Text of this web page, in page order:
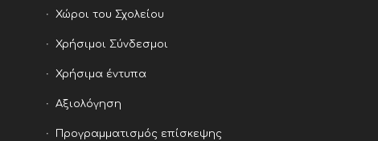
Χώροι του Σχολείου
Χρήσιμοι Σύνδεσμοι
Χρήσιμα έντυπα
Αξιολόγηση
Προγραμματισμός επίσκεψης